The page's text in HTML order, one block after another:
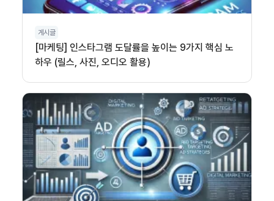
게시글
[마케팅] 인스타그램 도달률을 높이는 9가지 핵심 노
하우 (릴스, 사진, 오디오 활용)